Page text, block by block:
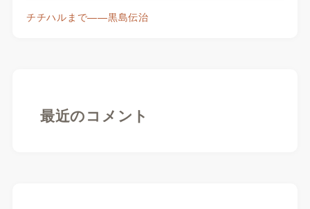
チチハルまで——黒島伝治
最近のコメント